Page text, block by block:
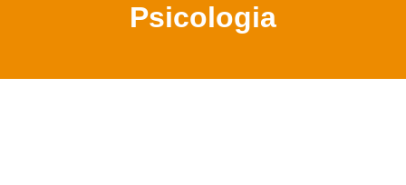
Psicologia